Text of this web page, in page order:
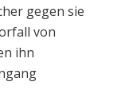
gegen sie
von
ihn